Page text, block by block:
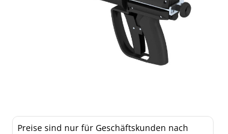
Preise sind nur für Geschäftskunden nach